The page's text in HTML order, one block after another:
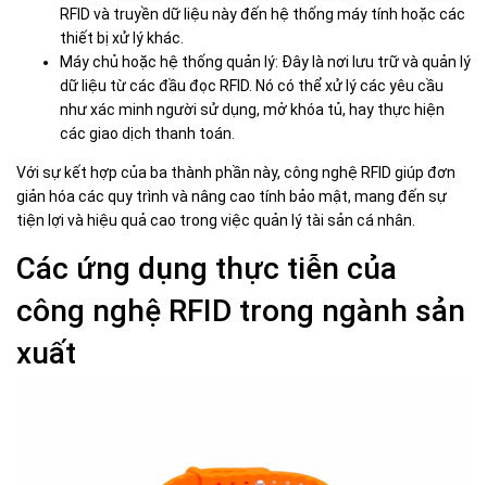
RFID và truyền dữ liệu này đến hệ thống máy tính hoặc các
thiết bị xử lý khác.
Máy chủ hoặc hệ thống quản lý: Đây là nơi lưu trữ và quản lý
dữ liệu từ các đầu đọc RFID. Nó có thể xử lý các yêu cầu
như xác minh người sử dụng, mở khóa tủ, hay thực hiện
các giao dịch thanh toán.
Với sự kết hợp của ba thành phần này, công nghệ RFID giúp đơn
giản hóa các quy trình và nâng cao tính bảo mật, mang đến sự
tiện lợi và hiệu quả cao trong việc quản lý tài sản cá nhân.
Các ứng dụng thực tiễn của
công nghệ RFID trong ngành sản
xuất